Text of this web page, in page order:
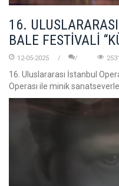
16.
BALE FESTİVALİ
12-05-2025
16. Uluslararası İstanbul
Operası ile minik